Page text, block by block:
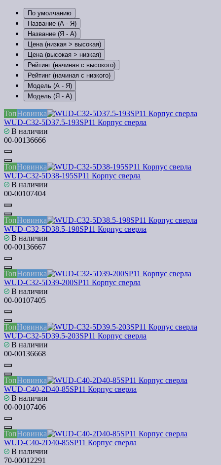
По умолчанию
Название (А - Я)
Название (Я - А)
Цена (низкая > высокая)
Цена (высокая > низкая)
Рейтинг (начиная с высокого)
Рейтинг (начиная с низкого)
Модель (А - Я)
Модель (Я - А)
ТопНовинка
WUD-C32-5D37.5-193SP11 Корпус сверла
В наличии
00-00136666
ТопНовинка
WUD-C32-5D38-195SP11 Корпус сверла
В наличии
00-00107404
ТопНовинка
WUD-C32-5D38.5-198SP11 Корпус сверла
В наличии
00-00136667
ТопНовинка
WUD-C32-5D39-200SP11 Корпус сверла
В наличии
00-00107405
ТопНовинка
WUD-C32-5D39.5-203SP11 Корпус сверла
В наличии
00-00136668
ТопНовинка
WUD-C40-2D40-85SP11 Корпус сверла
В наличии
00-00107406
ТопНовинка
WUD-C40-2D40-85SP11 Корпус сверла
В наличии
70-00012291